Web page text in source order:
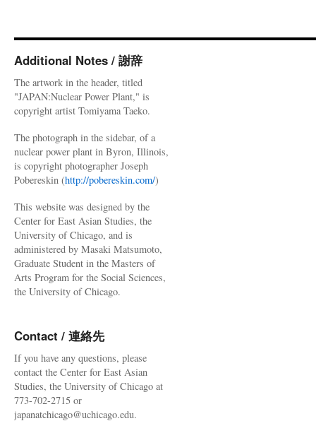
Additional Notes / 謝辞
The artwork in the header, titled
"JAPAN:Nuclear Power Plant," is
copyright artist Tomiyama Taeko.
The photograph in the sidebar, of a
nuclear power plant in Byron, Illinois,
is copyright photographer Joseph
Pobereskin (http://pobereskin.com/)
This website was designed by the
Center for East Asian Studies, the
University of Chicago, and is
administered by Masaki Matsumoto,
Graduate Student in the Masters of
Arts Program for the Social Sciences,
the University of Chicago.
Contact / 連絡先
If you have any questions, please
contact the Center for East Asian
Studies, the University of Chicago at
773-702-2715 or
japanatchicago@uchicago.edu.